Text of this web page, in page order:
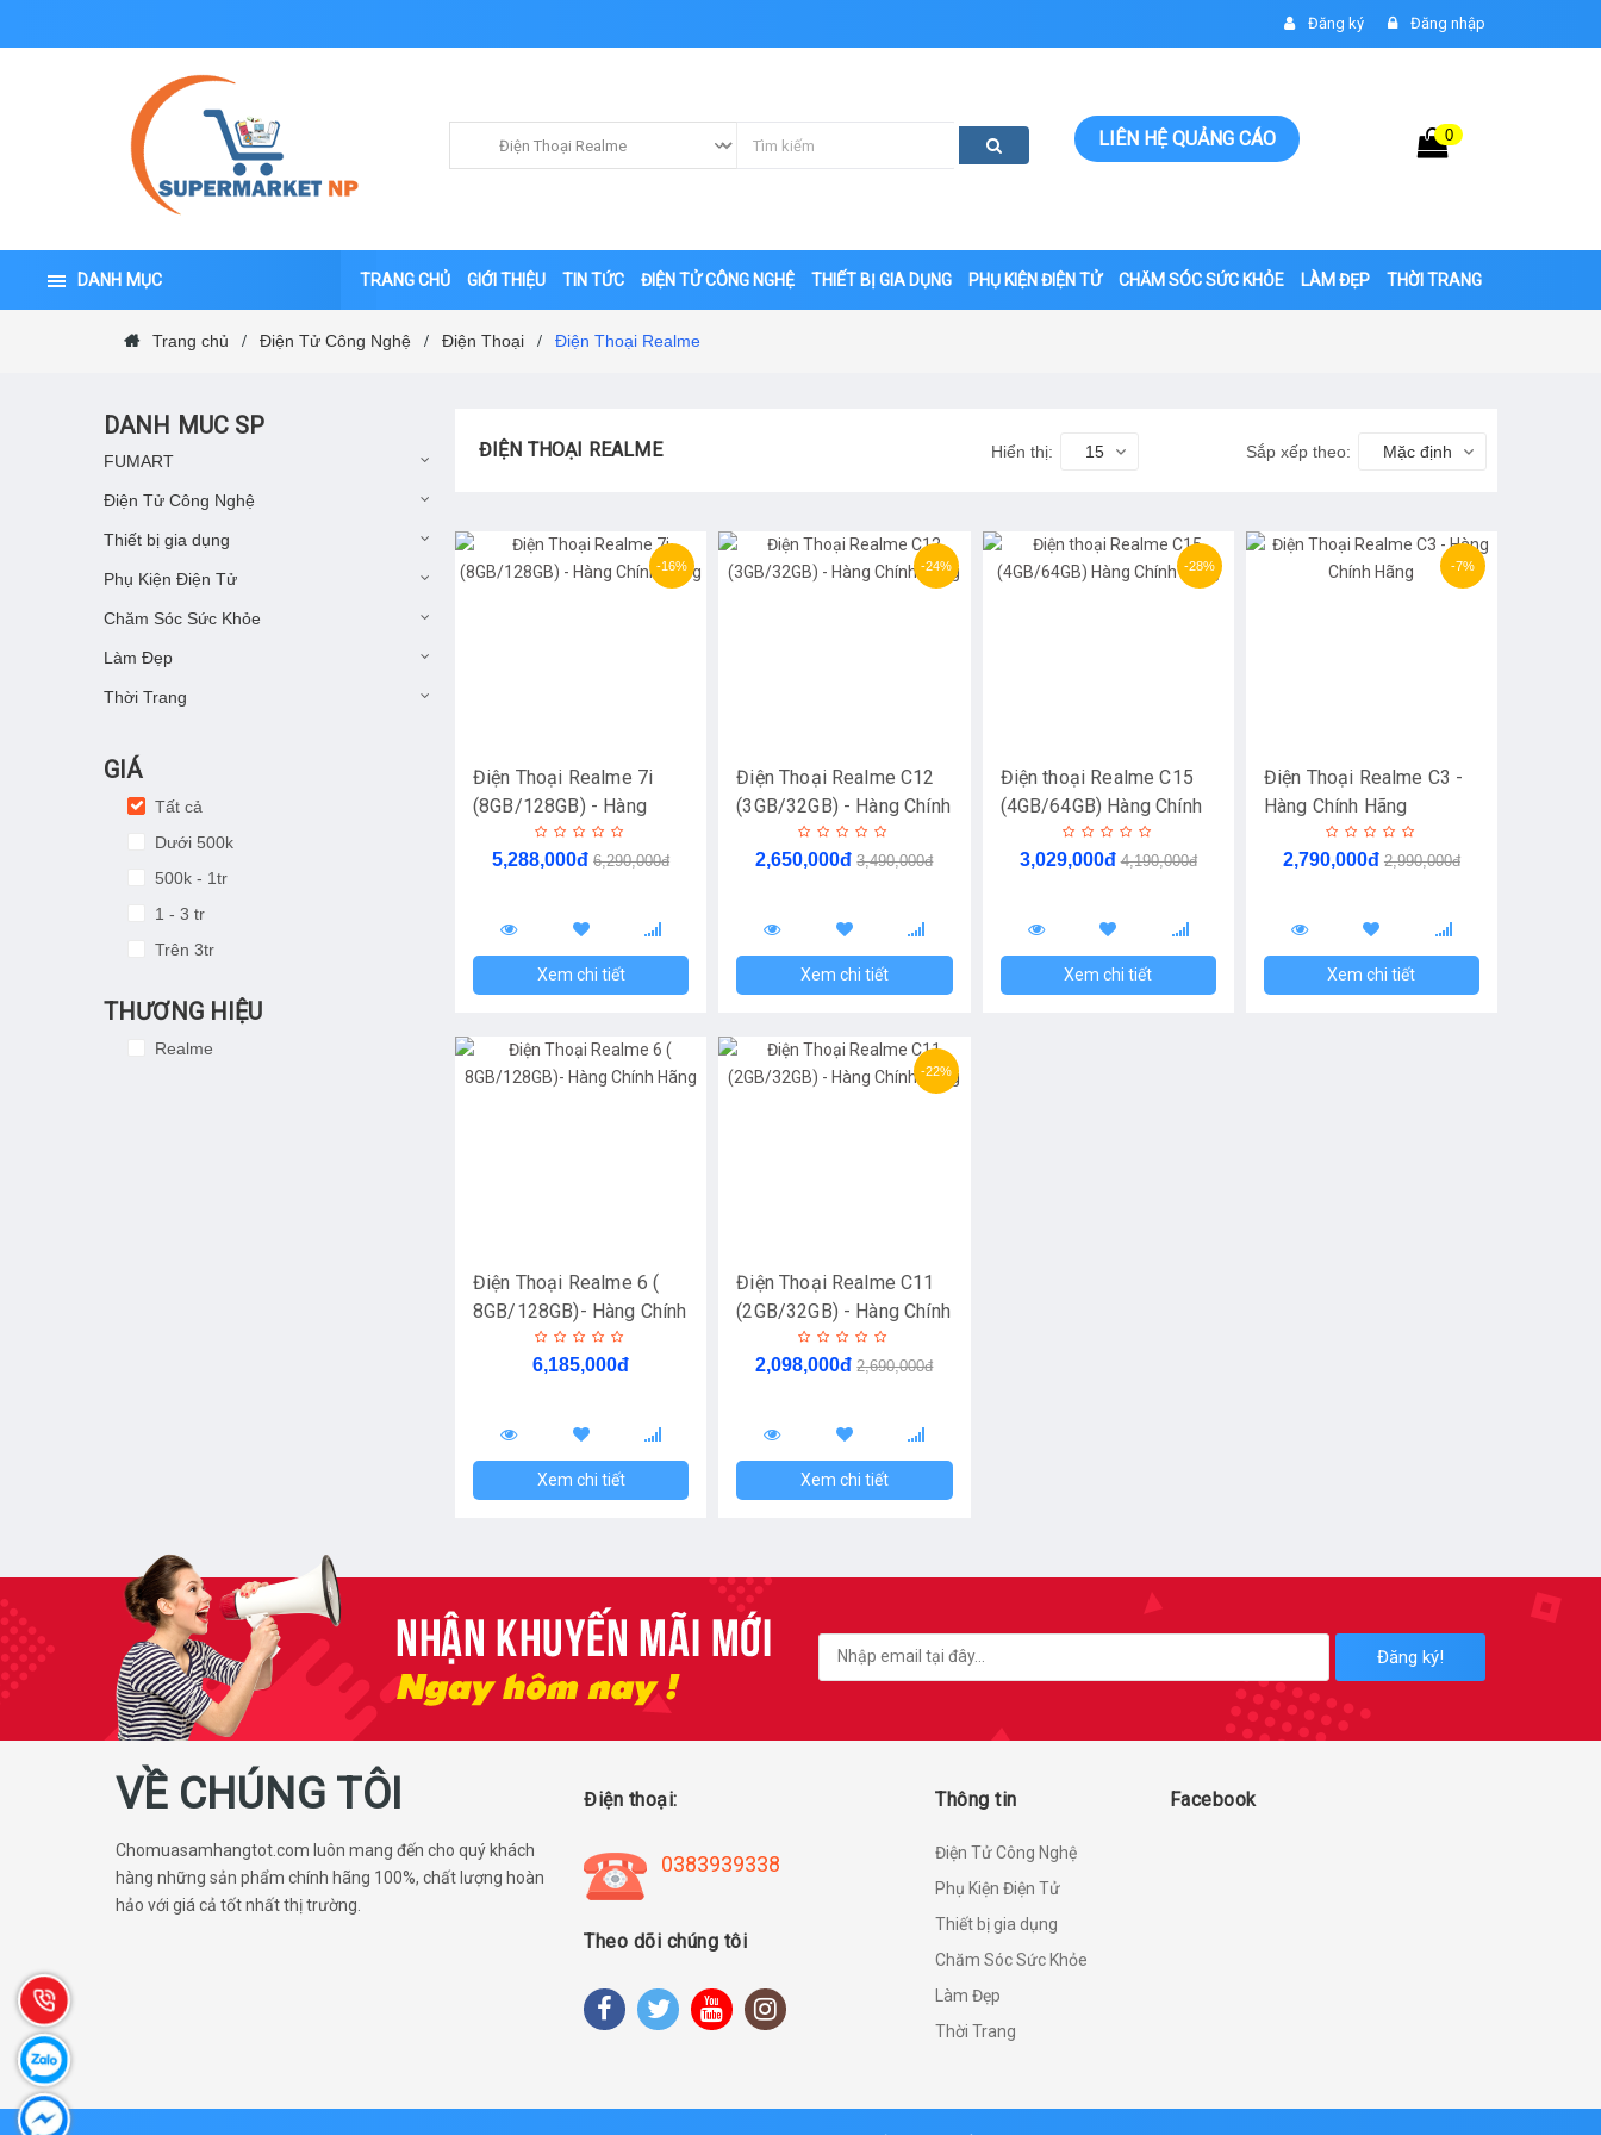
Đăng ký Đăng nhập
LIÊN HỆ QUẢNG CÁO 0
DANH MỤC TRANG CHỦ GIỚI THIỆU TIN TỨC ĐIỆN TỬ CÔNG NGHỆ THIẾT BỊ GIA DỤNG PHỤ KIỆN ĐIỆN TỬ CHĂM SÓC SỨC KHỎE LÀM ĐẸP THỜI TRANG
Trang chủ / Điện Tử Công Nghệ / Điện Thoại / Điện Thoại Realme
ĐIỆN THOẠI REALME Sắp xếp theo: Mặc định
Hiển thị: 15
-16%
Điện Thoại Realme 7i
(8GB/128GB) - Hàng
Chính Hãng
5,288,000đ 6,290,000đ
Xem chi tiết
-24%
Điện Thoại Realme C12
(3GB/32GB) - Hàng Chính
2,650,000đ 3,490,000đ
Xem chi tiết
-28%
Điện thoại Realme C15
(4GB/64GB) Hàng Chính
3,029,000đ 4,190,000đ
Xem chi tiết
-7%
Điện Thoại Realme C3 -
Hàng Chính Hãng
2,790,000đ 2,990,000đ
Xem chi tiết
Điện Thoại Realme 6 (
8GB/128GB)- Hàng Chính
6,185,000đ
Xem chi tiết
-22%
Điện Thoại Realme C11
(2GB/32GB) - Hàng Chính
2,098,000đ 2,690,000đ
Xem chi tiết
DANH MUC SP
FUMART
Điện Tử Công Nghệ
Thiết bị gia dụng
Phụ Kiện Điện Tử
Chăm Sóc Sức Khỏe
Làm Đẹp
Thời Trang
GIÁ
Tất cả
Dưới 500k
500k - 1tr
1 - 3 tr
Trên 3tr
THƯƠNG HIỆU
Realme
Đăng ký!
VỀ CHÚNG TÔI
Chomuasamhangtot.com luôn mang đến cho quý khách
hàng những sản phẩm chính hãng 100%, chất lượng hoàn
hảo với giá cả tốt nhất thị trường.
Điện thoại:
0383939338
Theo dõi chúng tôi
Thông tin
Điện Tử Công Nghệ
Phụ Kiện Điện Tử
Thiết bị gia dụng
Chăm Sóc Sức Khỏe
Làm Đẹp
Thời Trang
Facebook